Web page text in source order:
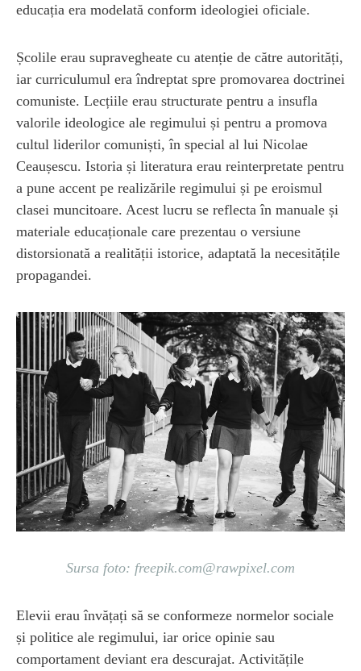
educația era modelată conform ideologiei oficiale.
Școlile erau supravegheate cu atenție de către autorități,
iar curriculumul era îndreptat spre promovarea doctrinei
comuniste. Lecțiile erau structurate pentru a insufla
valorile ideologice ale regimului și pentru a promova
cultul liderilor comuniști, în special al lui Nicolae
Ceaușescu. Istoria și literatura erau reinterpretate pentru
a pune accent pe realizările regimului și pe eroismul
clasei muncitoare. Acest lucru se reflecta în manuale și
materiale educaționale care prezentau o versiune
distorsionată a realității istorice, adaptată la necesitățile
propagandei.
Sursa foto: freepik.com@rawpixel.com
Elevii erau învățați să se conformeze normelor sociale
și politice ale regimului, iar orice opinie sau
comportament deviant era descurajat. Activitățile